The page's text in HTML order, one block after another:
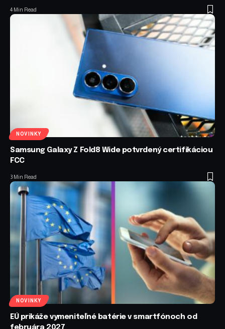
4 Min Read
NOVINKY
Samsung Galaxy Z Fold8 Wide potvrdený certifikáciou
FCC
3 Min Read
NOVINKY
EÚ prikáže vymeniteľné batérie v smartfónoch od